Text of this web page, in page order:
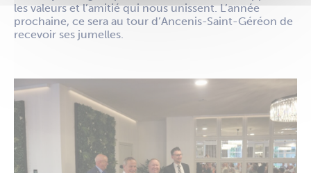
les valeurs et l’amitié qui nous unissent. L’année
prochaine, ce sera au tour d’Ancenis-Saint-Géréon de
recevoir ses jumelles.